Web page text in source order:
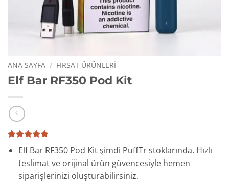
ANA SAYFA / FIRSAT ÜRÜNLERI
Elf Bar RF350 Pod Kit
müşteri
puanına
dayanarak
5 üzerinden
puan aldı
Elf Bar RF350 Pod Kit şimdi PuffTr stoklarında. Hızlı
teslimat ve orijinal ürün güvencesiyle hemen
siparişlerinizi oluşturabilirsiniz.